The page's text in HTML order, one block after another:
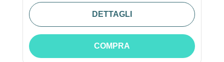
DETTAGLI
COMPRA